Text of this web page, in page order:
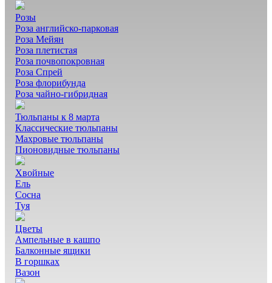
Розы
Роза английско-парковая
Роза Мейян
Роза плетистая
Роза почвопокровная
Роза Спрей
Роза флорибунда
Роза чайно-гибридная
Тюльпаны к 8 марта
Классические тюльпаны
Махровые тюльпаны
Пионовидные тюльпаны
Хвойные
Ель
Сосна
Туя
Цветы
Ампельные в кашпо
Балконные ящики
В горшках
Вазон